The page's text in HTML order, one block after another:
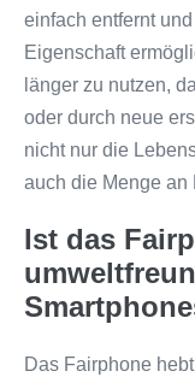
einfach entfernt
Eigenschaft
länger zu nutzen,
oder durch neue
nicht nur die
auch die Menge an
Ist das
Das Fairphone